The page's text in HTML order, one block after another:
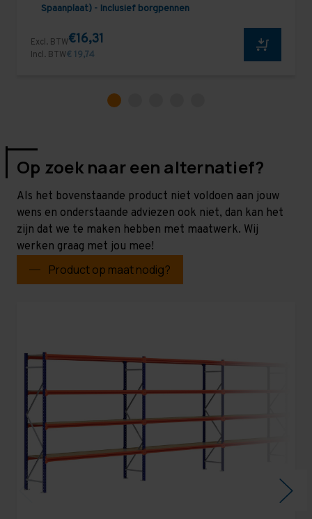
Spaanplaat) - Inclusief borgpennen
Excl. BTW€16,31
Incl. BTW€ 19,74
Op zoek naar een alternatief?
Als het bovenstaande product niet voldoen aan jouw
wens en onderstaande adviezen ook niet, dan kan het
zijn dat we te maken hebben met maatwerk. Wij
werken graag met jou mee!
Product op maat nodig?